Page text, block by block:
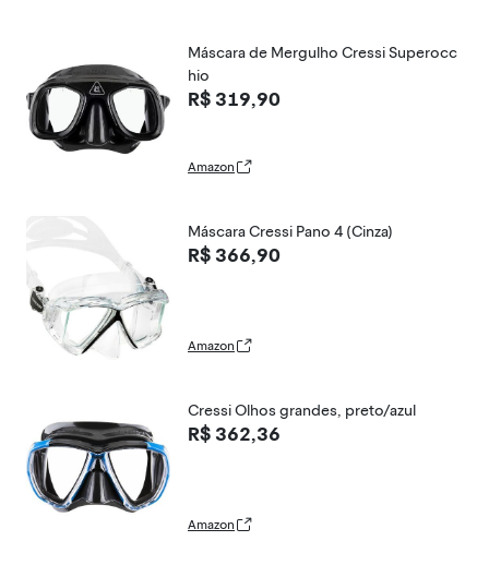
Máscara de Mergulho Cressi Superocc
hio
R$ 319,90
Amazon
Máscara Cressi Pano 4 (Cinza)
R$ 366,90
Amazon
Cressi Olhos grandes, preto/azul
R$ 362,36
Amazon